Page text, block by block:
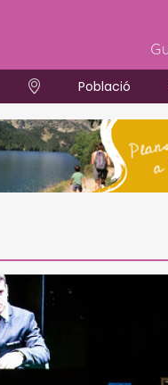
Població